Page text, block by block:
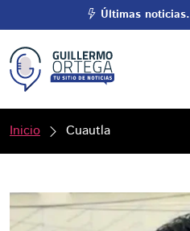
Últimas noticias.
Inicio Cuautla